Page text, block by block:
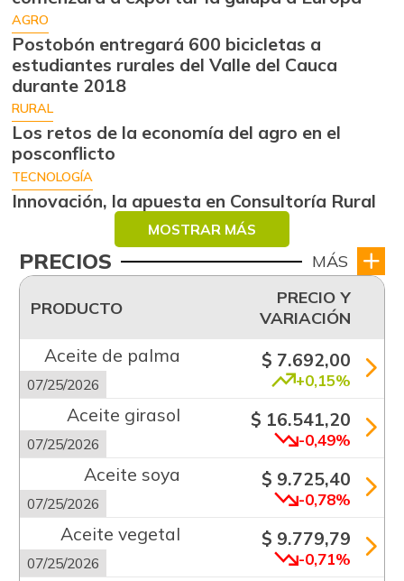
AGRO
Postobón entregará 600 bicicletas a
estudiantes rurales del Valle del Cauca
durante 2018
RURAL
Los retos de la economía del agro en el
posconflicto
TECNOLOGÍA
Innovación, la apuesta en Consultoría Rural
MOSTRAR MÁS
PRECIOS MÁS
PRODUCTO
PRECIO Y
VARIACIÓN
Aceite de palma
07/25/2026
$ 7.692,00
+0,15%
Aceite girasol
07/25/2026
$ 16.541,20
-0,49%
Aceite soya
07/25/2026
$ 9.725,40
-0,78%
Aceite vegetal
07/25/2026
$ 9.779,79
-0,71%